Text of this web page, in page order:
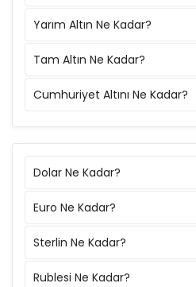
Yarım Altın Ne Kadar?
Tam Altın Ne Kadar?
Cumhuriyet Altını Ne Kadar?
Dolar Ne Kadar?
Euro Ne Kadar?
Sterlin Ne Kadar?
Rublesi Ne Kadar?